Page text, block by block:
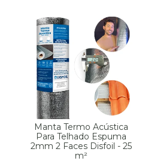
Manta Termo Acústica
Para Telhado Espuma
2mm 2 Faces Disfoil - 25
m²